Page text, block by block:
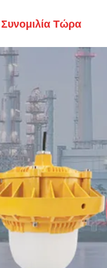
Συνομιλία Τώρα